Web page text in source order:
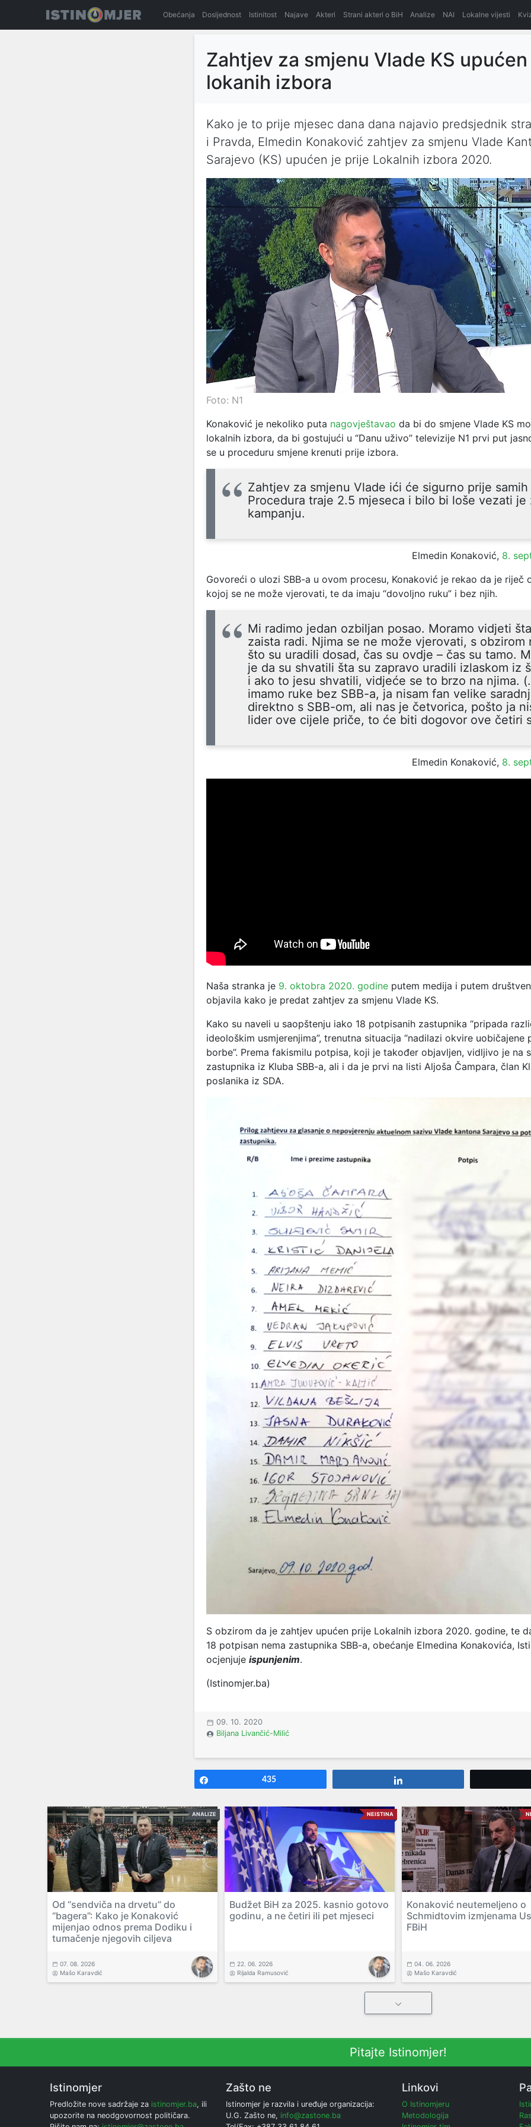
Obećanja Dosljednost Istinitost Najave Akteri Strani akteri o BiH Analize NAI Lokalne vijesti
Zahtjev za smjenu Vlade KS
lokanih izbora
Kako je to prije mjesec dana dana najavio predsjednik
i Pravda, Elmedin Konaković zahtjev za smjenu Vlade
Sarajevo (KS) upućen je prije Lokalnih izbora 2020.
Foto: N1
Konaković je nekoliko puta nagovještavao da bi do smjene Vlade KS
lokalnih izbora, da bi gostujući u “Danu uživo” televizije N1 prvi put
se u proceduru smjene krenuti prije izbora.
Zahtjev za smjenu Vlade ići će sigurno prije
Procedura traje 2.5 mjeseca i bilo bi loše vezati je
kampanju.
Elmedin Konaković, 8.
Govoreći o ulozi SBB-a u ovom procesu, Konaković je rekao da je riječ
kojoj se ne može vjerovati, te da imaju “dovoljno ruku” i bez njih.
Mi radimo jedan ozbiljan posao. Moramo vidjeti
zaista radi. Njima se ne može vjerovati, s obzirom
što su uradili dosad, čas su ovdje – čas su tamo.
je da su shvatili šta su zapravo uradili izlaskom iz
i ako to jesu shvatili, vidjeće se to brzo na njima.
imamo ruke bez SBB-a, ja nisam fan velike
direktno s SBB-om, ali nas je četvorica, pošto ja
lider ove cijele priče, to će biti dogovor ove četiri
Elmedin Konaković, 8.
Naša stranka je 9. oktobra 2020. godine putem medija i putem
objavila kako je predat zahtjev za smjenu Vlade KS.
Kako su naveli u saopštenju iako 18 potpisanih zastupnika “pripada
ideološkim usmjerenjima”, trenutna situacija “nadilazi okvire uobičajene
borbe”. Prema fakismilu potpisa, koji je također objavljen, vidljivo je na
zastupnika iz Kluba SBB-a, ali i da je prvi na listi Aljoša Čampara, član
poslanika iz SDA.
S obzirom da je zahtjev upućen prije Lokalnih izbora 2020. godine, te
18 potpisan nema zastupnika SBB-a, obećanje Elmedina Konakovića,
ocjenjuje ispunjenim.
(Istinomjer.ba)
09. 10. 2020
Biljana Livančić-Milić
435
ANALIZE
Od “sendviča na drvetu” do
“bagera”: Kako je Konaković
mijenjao odnos prema Dodiku i
tumačenje njegovih ciljeva
07. 08. 2026
Mašo Karavdić
NEISTINA
Budžet BiH za 2025. kasnio gotovo
godinu, a ne četiri ili pet mjeseci
22. 06. 2026
Rijalda Ramusović
Konaković neutemeljeno o
Schmidtovim izmjenama
FBiH
04. 06. 2026
Mašo Karavdić
Pitajte Istinomjer!
Istinomjer
Predložite nove sadržaje za istinomjer.ba, ili
upozorite na neodgovornost političara.
Zašto ne
Istinomjer je razvila i uređuje organizacija:
U.G. Zašto ne, info@zastone.ba
Linkovi
O Istinomjeru
Metodologija